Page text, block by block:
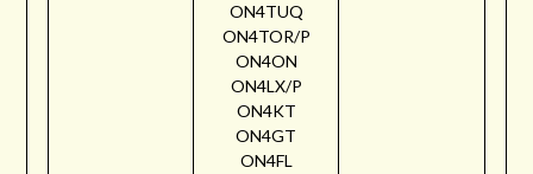
ON4TUQ
ON4TOR/P
ON4ON
ON4LX/P
ON4KT
ON4GT
ON4FL